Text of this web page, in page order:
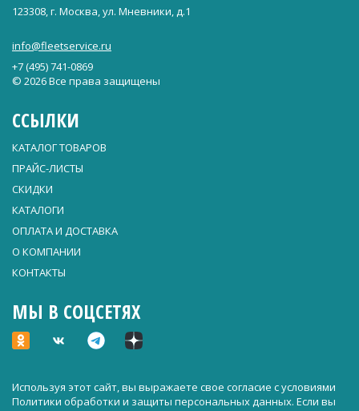
123308, г. Москва, ул. Мневники, д.1
info@fleetservice.ru
+7 (495) 741-0869
© 2026 Все права защищены
ССЫЛКИ
КАТАЛОГ ТОВАРОВ
ПРАЙС-ЛИСТЫ
СКИДКИ
КАТАЛОГИ
ОПЛАТА И ДОСТАВКА
О КОМПАНИИ
КОНТАКТЫ
МЫ В СОЦСЕТЯХ
Используя этот сайт, вы выражаете свое согласие с условиями
Политики обработки и защиты персональных данных. Если вы